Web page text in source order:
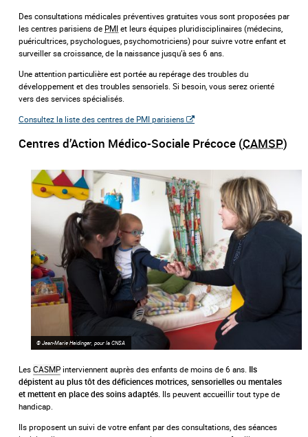
Des consultations médicales préventives gratuites vous sont proposées par
les centres parisiens de PMI et leurs équipes pluridisciplinaires (médecins,
puéricultrices, psychologues, psychomotriciens) pour suivre votre enfant et
surveiller sa croissance, de la naissance jusqu’à ses 6 ans.
Une attention particulière est portée au repérage des troubles du
développement et des troubles sensoriels. Si besoin, vous serez orienté
vers des services spécialisés.
Consultez la liste des centres de PMI parisiens
Centres d’Action Médico-Sociale Précoce (CAMSP)
© Jean-Marie Heidinger, pour la CNSA
Les CASMP interviennent auprès des enfants de moins de 6 ans.
Ils
dépistent au plus tôt des déficiences motrices, sensorielles ou mentales
et mettent en place des soins adaptés. Ils peuvent accueillir tout type de
handicap.
Ils proposent un suivi de votre enfant par des consultations, des séances